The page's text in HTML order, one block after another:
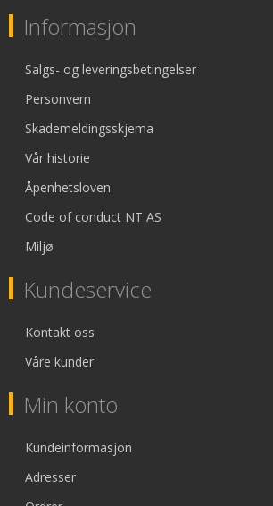
Informasjon
Salgs- og leveringsbetingelser
Personvern
Skademeldingsskjema
Vår historie
Åpenhetsloven
Code of conduct NT AS
Miljø
Kundeservice
Kontakt oss
Våre kunder
Min konto
Kundeinformasjon
Adresser